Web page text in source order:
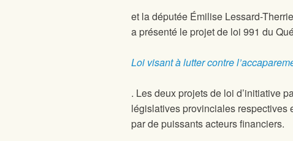
et la députée Émilise Lessard-
a présenté le projet de loi 991 du
Loi visant à lutter contre
. Les deux projets de loi d’initiative
législatives provinciales respectives
par de puissants acteurs financiers.